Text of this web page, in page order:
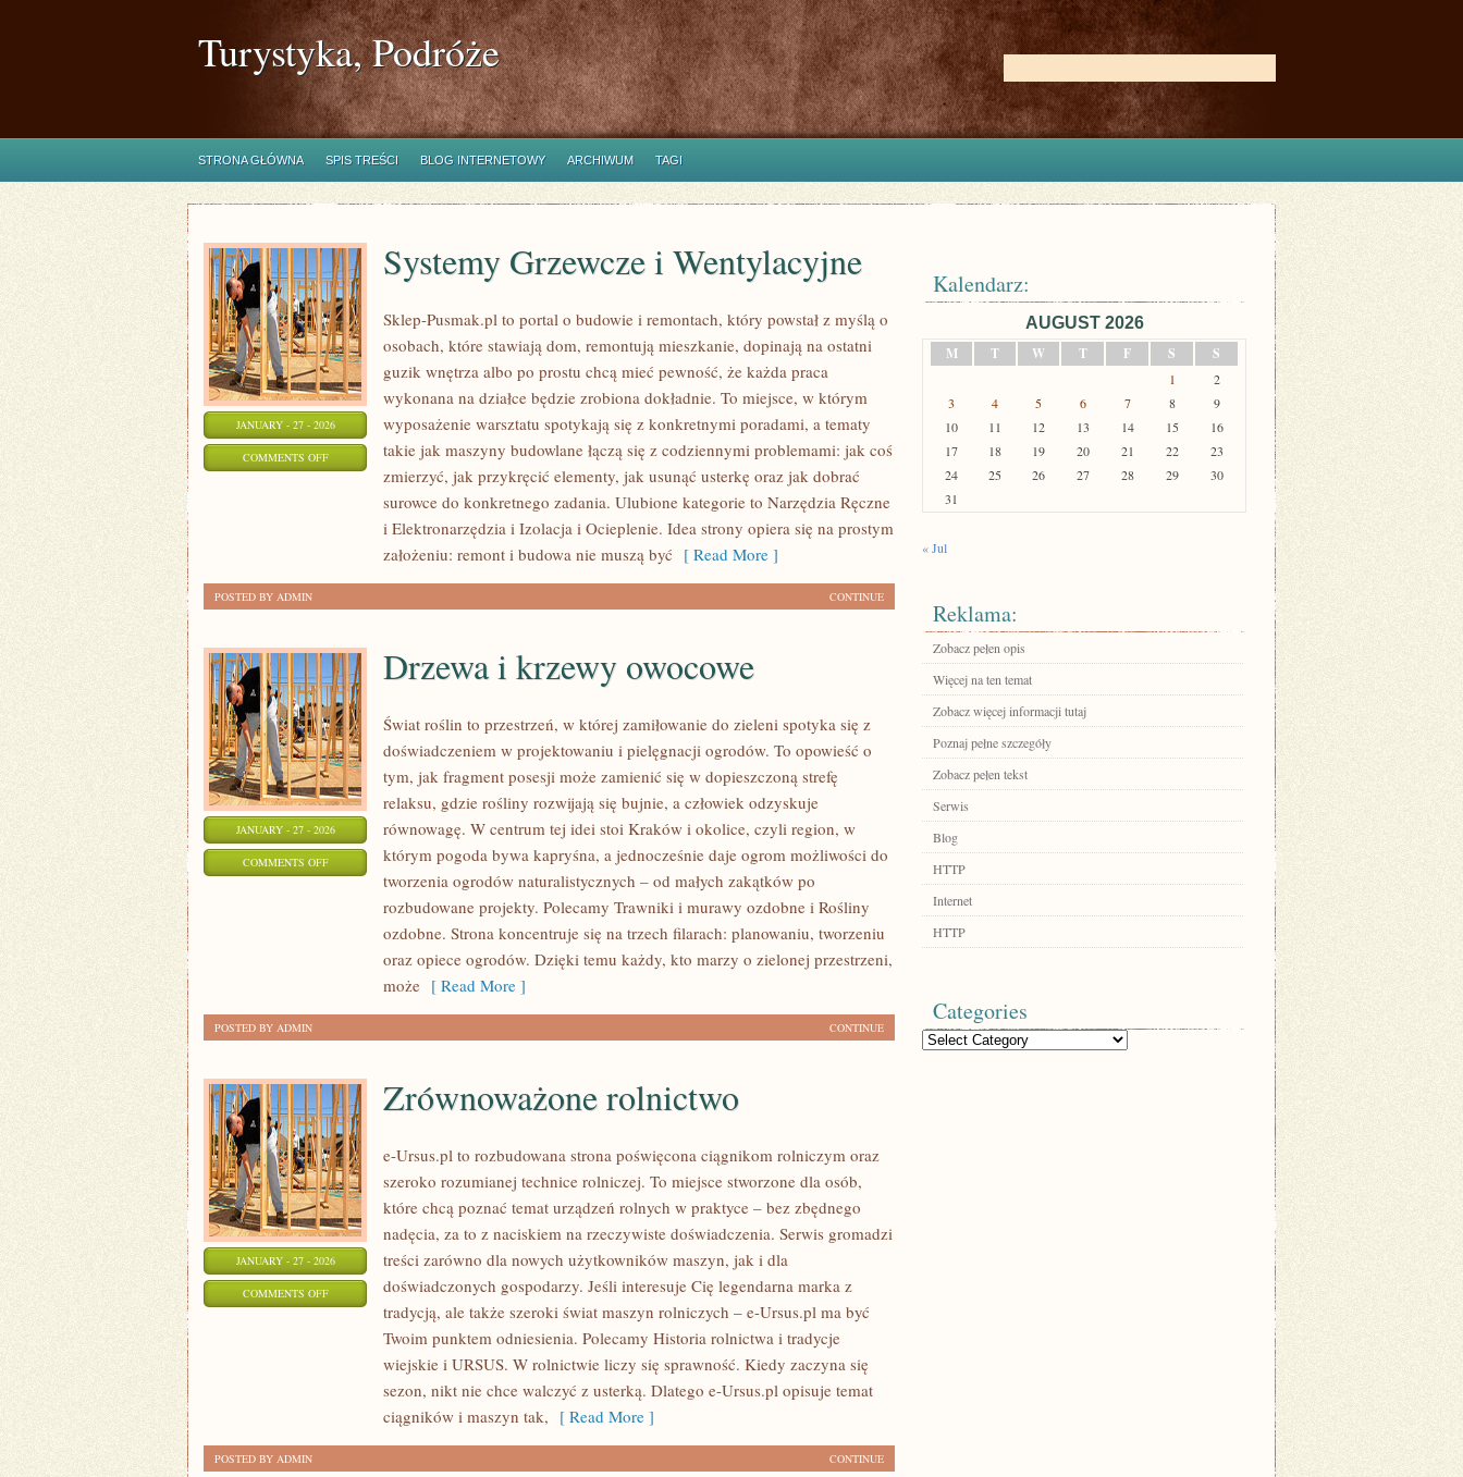
Turystyka, Podróże
STRONA GŁÓWNA SPIS TREŚCI BLOG INTERNETOWY ARCHIWUM TAGI
JANUARY - 27 - 2026
COMMENTS OFFON
GRZEWCZE
WENTYLACYJNE
Systemy Grzewcze i Wentylacyjne
Sklep-Pusmak.pl to portal o budowie i remontach, który powstał z myślą o
osobach, które stawiają dom, remontują mieszkanie, dopinają na ostatni
guzik wnętrza albo po prostu chcą mieć pewność, że każda praca
wykonana na działce będzie zrobiona dokładnie. To miejsce, w którym
wyposażenie warsztatu spotykają się z konkretnymi poradami, a tematy
takie jak maszyny budowlane łączą się z codziennymi problemami: jak coś
zmierzyć, jak przykręcić elementy, jak usunąć usterkę oraz jak dobrać
surowce do konkretnego zadania. Ulubione kategorie to Narzędzia Ręczne
i Elektronarzędzia i Izolacja i Ocieplenie. Idea strony opiera się na prostym
założeniu: remont i budowa nie muszą być [ Read More ]
CONTINUE
POSTED BY ADMIN
JANUARY - 27 - 2026
COMMENTS OFFON
Drzewa i krzewy owocowe
Świat roślin to przestrzeń, w której zamiłowanie do zieleni spotyka się z
doświadczeniem w projektowaniu i pielęgnacji ogrodów. To opowieść o
tym, jak fragment posesji może zamienić się w dopieszczoną strefę
relaksu, gdzie rośliny rozwijają się bujnie, a człowiek odzyskuje
równowagę. W centrum tej idei stoi Kraków i okolice, czyli region, w
którym pogoda bywa kapryśna, a jednocześnie daje ogrom możliwości do
tworzenia ogrodów naturalistycznych – od małych zakątków po
rozbudowane projekty. Polecamy Trawniki i murawy ozdobne i Rośliny
ozdobne. Strona koncentruje się na trzech filarach: planowaniu, tworzeniu
oraz opiece ogrodów. Dzięki temu każdy, kto marzy o zielonej przestrzeni,
może [ Read More ]
CONTINUE
POSTED BY ADMIN
JANUARY - 27 - 2026
COMMENTS OFFON
ZRÓWNOWAŻONE
ROLNICTWO
Zrównoważone rolnictwo
e-Ursus.pl to rozbudowana strona poświęcona ciągnikom rolniczym oraz
szeroko rozumianej technice rolniczej. To miejsce stworzone dla osób,
które chcą poznać temat urządzeń rolnych w praktyce – bez zbędnego
nadęcia, za to z naciskiem na rzeczywiste doświadczenia. Serwis gromadzi
treści zarówno dla nowych użytkowników maszyn, jak i dla
doświadczonych gospodarzy. Jeśli interesuje Cię legendarna marka z
tradycją, ale także szeroki świat maszyn rolniczych – e-Ursus.pl ma być
Twoim punktem odniesienia. Polecamy Historia rolnictwa i tradycje
wiejskie i URSUS. W rolnictwie liczy się sprawność. Kiedy zaczyna się
sezon, nikt nie chce walczyć z usterką. Dlatego e-Ursus.pl opisuje temat
ciągników i maszyn tak, [ Read More ]
CONTINUE
POSTED BY ADMIN
Kalendarz:
AUGUST 2026
M
T W T F S S
1
2
3
4 5 6 7 8
9
10
11 12 13 14 15
16
17
18 19 20 21 22
23
24
25 26 27 28 29
30
31
« Jul
Reklama:
Zobacz pełen opis
Więcej na ten temat
Zobacz więcej informacji tutaj
Poznaj pełne szczegóły
Zobacz pełen tekst
Serwis
Blog
HTTP
Internet
HTTP
Categories
Categories